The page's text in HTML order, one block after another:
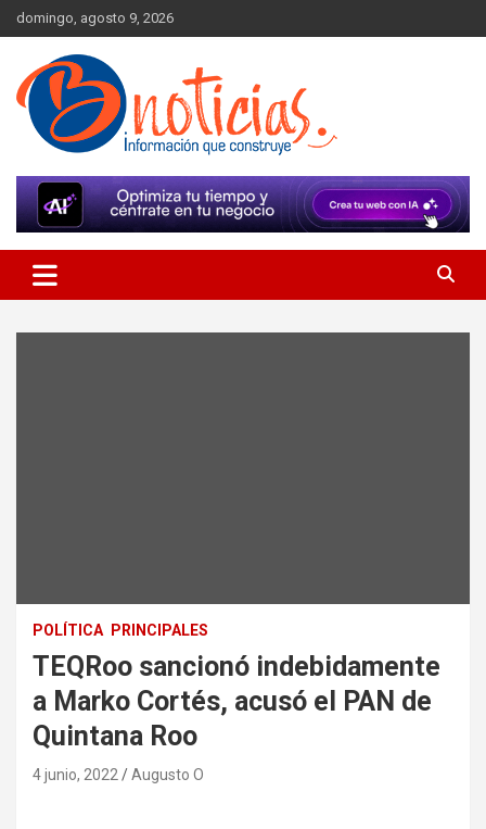
Skip
to
content
domingo, agosto 9, 2026
BNoticias
POLÍTICA PRINCIPALES
TEQRoo sancionó indebidamente
a Marko Cortés, acusó el PAN de
Quintana Roo
4 junio, 2022 Augusto O